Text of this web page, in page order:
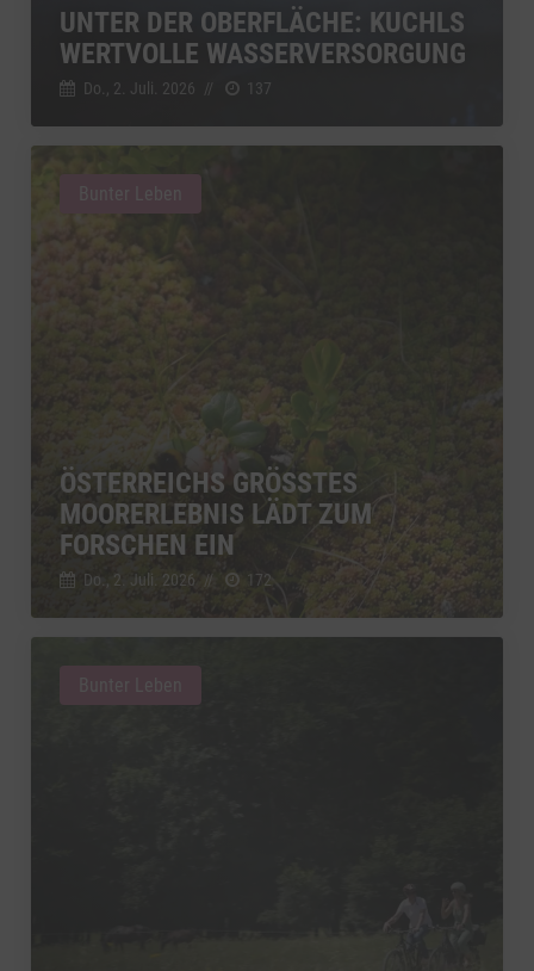
UNTER DER OBERFLÄCHE: KUCHLS
WERTVOLLE WASSERVERSORGUNG
Do., 2. Juli. 2026 // 137
ÖSTERREICHS GRÖSSTES M
OORERLEBNIS LÄDT ZUM F
ORSCHEN EIN
Do., 2. Juli. 2026 // 172